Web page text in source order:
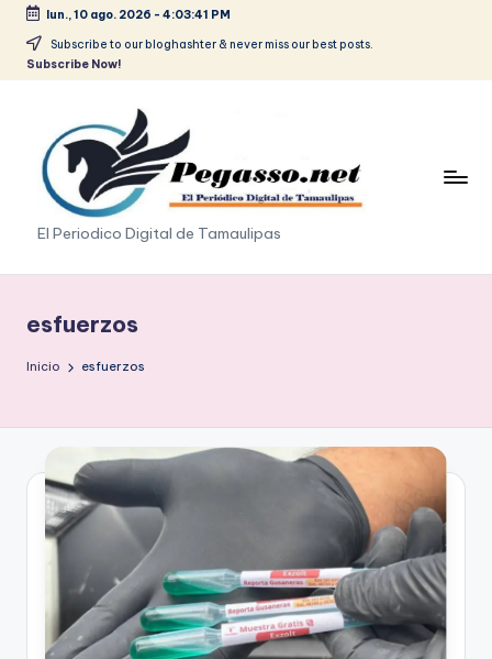
Saltar
lun., 10 ago. 2026 - 4:03:42 PM
Subscribe to our bloghashter & never miss our best posts.
Subscribe Now!
p
e
s
p
r
e
El Periodico Digital de Tamaulipas
esfuerzos
Inicio esfuerzos